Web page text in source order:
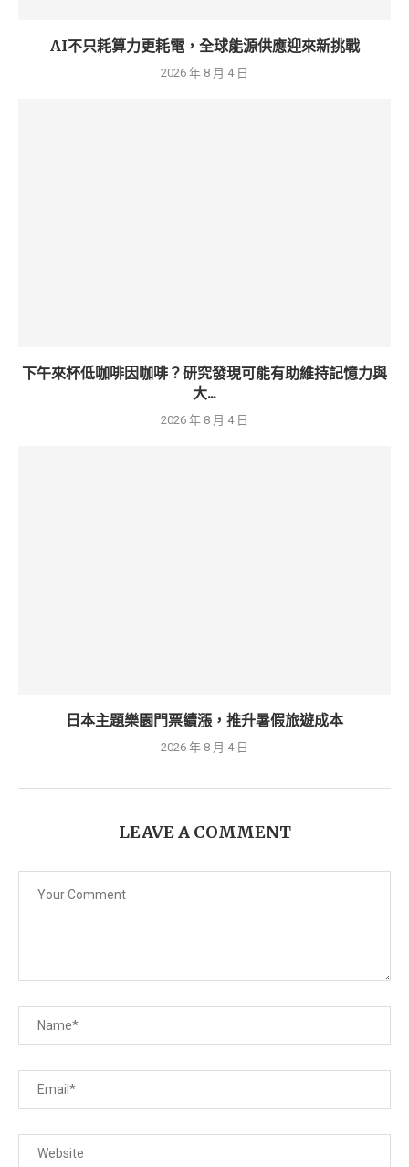
AI不只耗算力更耗電，全球能源供應迎來新挑戰
2026 年 8 月 4 日
下午來杯低咖啡因咖啡？研究發現可能有助維持記憶力與
大...
2026 年 8 月 4 日
日本主題樂園門票續漲，推升暑假旅遊成本
2026 年 8 月 4 日
LEAVE A COMMENT